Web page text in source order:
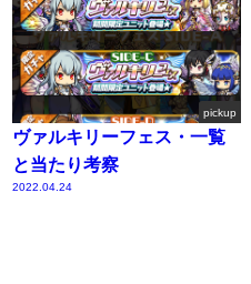
pickup
ヴァルキリーフェス・一覧
と当たり考察
2022.04.24